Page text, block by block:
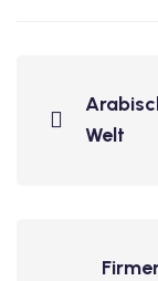
Welt